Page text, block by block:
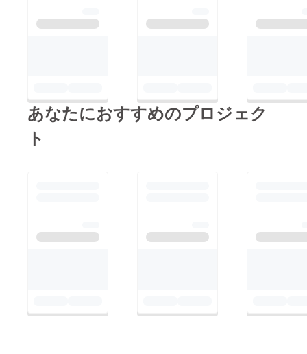
あなたにおすすめのプロジェク
ト